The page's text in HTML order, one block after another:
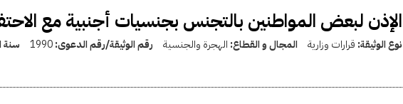
الإذن لبعض المواطنين بالتجنس بجنسيات أجنبية مع
نوع الوثيقة: قرارات وزارية المجال و القطاع: الهجرة والجنسية رقم الوثيقة/رقم الدعوى:1990 سنة